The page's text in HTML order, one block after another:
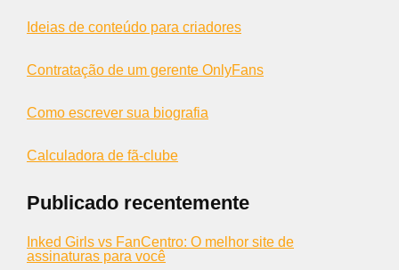
Ideias de conteúdo para criadores
Contratação de um gerente OnlyFans
Como escrever sua biografia
Calculadora de fã-clube
Publicado recentemente
Inked Girls vs FanCentro: O melhor site de
assinaturas para você